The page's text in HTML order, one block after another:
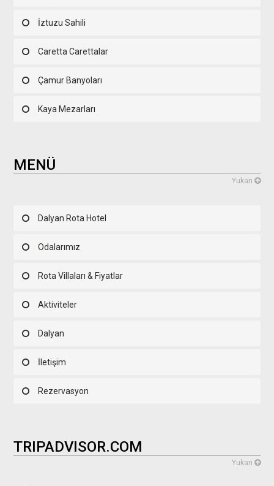
İztuzu Sahili
Caretta Carettalar
Çamur Banyoları
Kaya Mezarları
MENÜ
Yukarı
Dalyan Rota Hotel
Odalarımız
Rota Villaları & Fiyatlar
Aktiviteler
Dalyan
İletişim
Rezervasyon
TRIPADVISOR.COM
Yukarı